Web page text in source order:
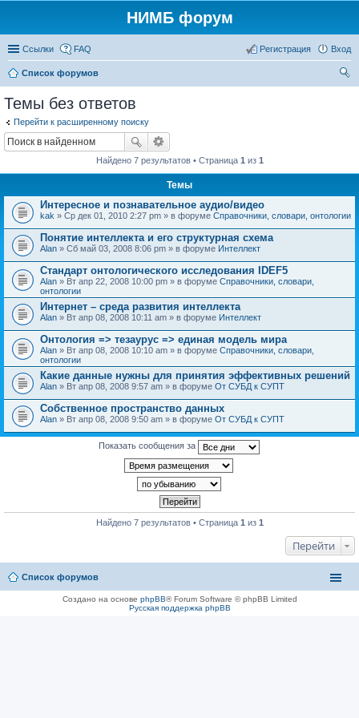
НИМБ форум
Ссылки FAQ Вход
Регистрация
Список форумов
Темы без ответов
Перейти к расширенному поиску
Найдено 7 результатов • Страница 1 из 1
Темы
Интересное и познавательное аудио/видео
kak » Ср дек 01, 2010 2:27 pm » в форуме Справочники, словари, онтологии
Понятие интеллекта и его структурная схема
Alan » Сб май 03, 2008 8:06 pm » в форуме Интеллект
Стандарт онтологического исследования IDEF5
Alan » Вт апр 22, 2008 10:00 pm » в форуме Справочники, словари,
онтологии
Интернет – среда развития интеллекта
Alan » Вт апр 08, 2008 10:11 am » в форуме Интеллект
Онтология => тезаурус => единая модель мира
Alan » Вт апр 08, 2008 10:10 am » в форуме Справочники, словари,
онтологии
Какие данные нужны для принятия эффективных решений
Alan » Вт апр 08, 2008 9:57 am » в форуме От СУБД к СУПТ
Собственное пространство данных
Alan » Вт апр 08, 2008 9:50 am » в форуме От СУБД к СУПТ
Показать сообщения за
Найдено 7 результатов • Страница 1 из 1
Перейти
Список форумов
Создано на основе phpBB® Forum Software © phpBB Limited
Русская поддержка phpBB